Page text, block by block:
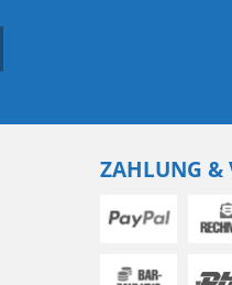
ZAHLUNG &